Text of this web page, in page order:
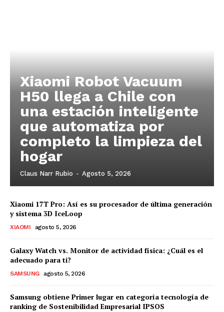
Xiaomi Robot Vacuum
H50 llega a Chile con
una estación inteligente
que automatiza por
completo la limpieza del
hogar
Claus Narr Rubio - Agosto 5, 2026
Xiaomi 17T Pro: Así es su procesador de última generación
y sistema 3D IceLoop
XIAOMI agosto 5, 2026
Galaxy Watch vs. Monitor de actividad física: ¿Cuál es el
adecuado para ti?
SAMSUNG agosto 5, 2026
Samsung obtiene Primer lugar en categoría tecnología de
ranking de Sostenibilidad Empresarial IPSOS